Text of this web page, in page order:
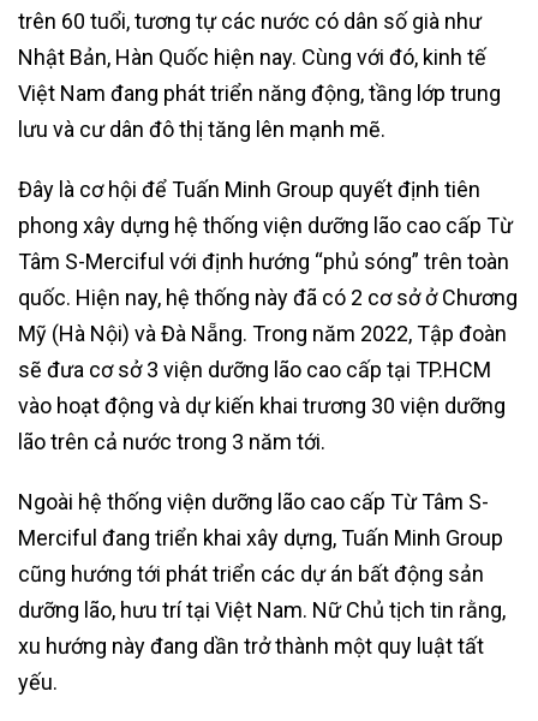
trên 60 tuổi, tương tự các nước có dân số già như
Nhật Bản, Hàn Quốc hiện nay. Cùng với đó, kinh tế
Việt Nam đang phát triển năng động, tầng lớp trung
lưu và cư dân đô thị tăng lên mạnh mẽ.
Đây là cơ hội để Tuấn Minh Group quyết định tiên
phong xây dựng hệ thống viện dưỡng lão cao cấp Từ
Tâm S-Merciful với định hướng “phủ sóng” trên toàn
quốc. Hiện nay, hệ thống này đã có 2 cơ sở ở Chương
Mỹ (Hà Nội) và Đà Nẵng. Trong năm 2022, Tập đoàn
sẽ đưa cơ sở 3 viện dưỡng lão cao cấp tại TP.HCM
vào hoạt động và dự kiến khai trương 30 viện dưỡng
lão trên cả nước trong 3 năm tới.
Ngoài hệ thống viện dưỡng lão cao cấp Từ Tâm S-
Merciful đang triển khai xây dựng, Tuấn Minh Group
cũng hướng tới phát triển các dự án bất động sản
dưỡng lão, hưu trí tại Việt Nam. Nữ Chủ tịch tin rằng,
xu hướng này đang dần trở thành một quy luật tất
yếu.